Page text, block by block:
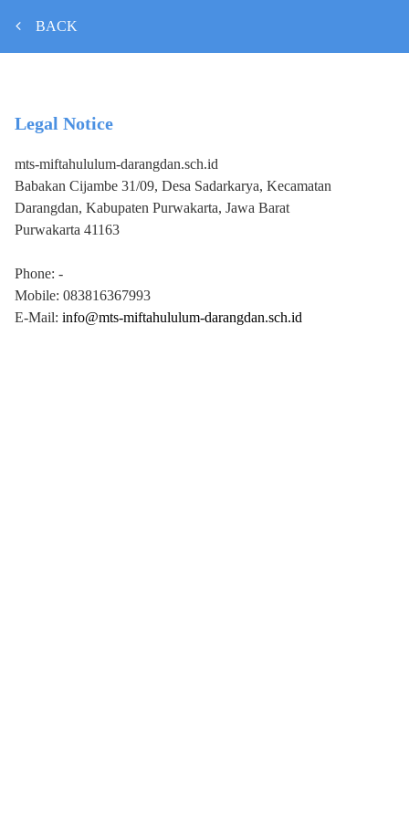
BACK
Legal Notice
mts-miftahululum-darangdan.sch.id
Babakan Cijambe 31/09, Desa Sadarkarya, Kecamatan
Darangdan, Kabupaten Purwakarta, Jawa Barat
Purwakarta 41163
Phone: -
Mobile: 083816367993
E-Mail: info@mts-miftahululum-darangdan.sch.id